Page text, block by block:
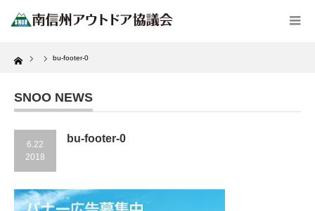
Home bu-footer-0
SNOO NEWS
6.22
2018
bu-footer-0